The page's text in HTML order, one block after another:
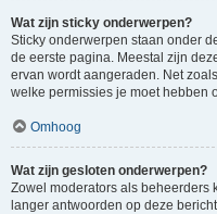
Wat zijn sticky onderwerpen?
Sticky onderwerpen staan onder
de eerste pagina. Meestal zijn
ervan wordt aangeraden. Net
welke permissies je moet hebben
Omhoog
Wat zijn gesloten onderwerpen?
Zowel moderators als beheerders
langer antwoorden op deze